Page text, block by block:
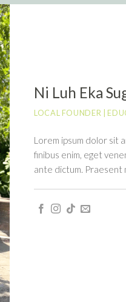
Ni Luh Eka
LOCAL FOUNDER |
Lorem ipsum dolor sit
finibus enim, eget
ante dictum. Praesent